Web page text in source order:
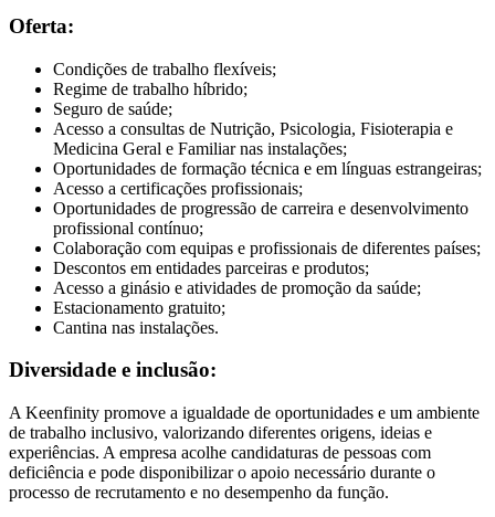
Oferta:
Condições de trabalho flexíveis;
Regime de trabalho híbrido;
Seguro de saúde;
Acesso a consultas de Nutrição, Psicologia, Fisioterapia e
Medicina Geral e Familiar nas instalações;
Oportunidades de formação técnica e em línguas estrangeiras;
Acesso a certificações profissionais;
Oportunidades de progressão de carreira e desenvolvimento
profissional contínuo;
Colaboração com equipas e profissionais de diferentes países;
Descontos em entidades parceiras e produtos;
Acesso a ginásio e atividades de promoção da saúde;
Estacionamento gratuito;
Cantina nas instalações.
Diversidade e inclusão:
A Keenfinity promove a igualdade de oportunidades e um ambiente
de trabalho inclusivo, valorizando diferentes origens, ideias e
experiências. A empresa acolhe candidaturas de pessoas com
deficiência e pode disponibilizar o apoio necessário durante o
processo de recrutamento e no desempenho da função.